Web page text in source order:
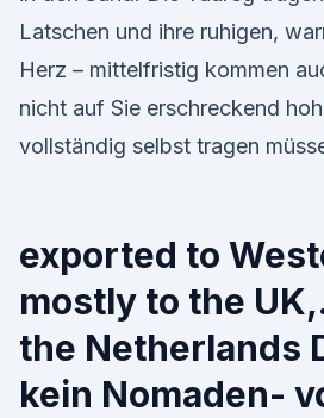
Latschen und ihre ruhigen,
Herz – mittelfristig kommen
nicht auf Sie erschreckend
vollständig selbst tragen
exported to
mostly to the
the Netherlands
kein Nomaden-